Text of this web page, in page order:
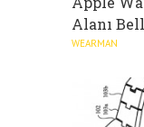
Alanı
WEARMAN